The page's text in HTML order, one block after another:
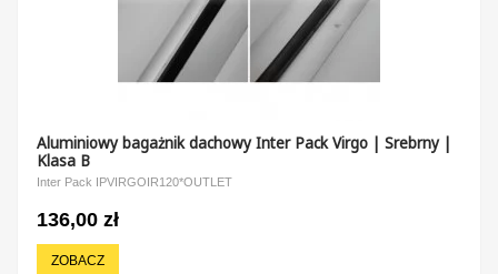
Aluminiowy bagażnik dachowy Inter Pack Virgo | Srebrny |
Klasa B
Inter Pack IPVIRGOIR120*OUTLET
136,00 zł
ZOBACZ